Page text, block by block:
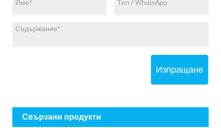
Изпращане
Свързани продукти